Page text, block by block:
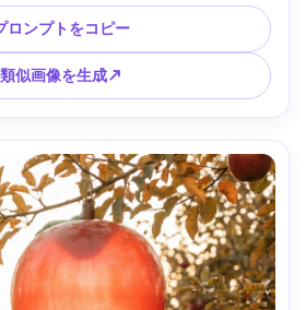
肌の質感、家庭的なエディトリアル
--ar 4:5
ロンプトをコピー
類似画像を生成↗